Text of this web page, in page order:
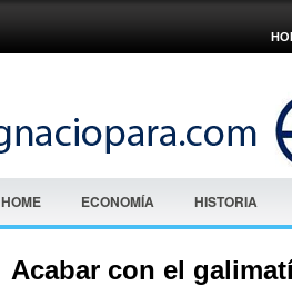
HOME ECONOMÍA HISTORIA
Acabar con el